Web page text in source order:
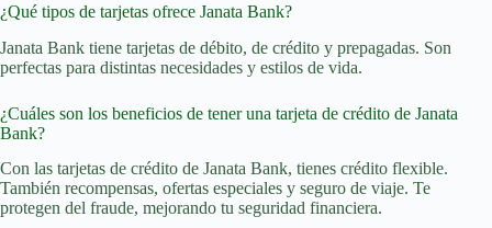
¿Qué tipos de tarjetas ofrece Janata Bank?
Janata Bank tiene tarjetas de débito, de crédito y prepagadas. Son
perfectas para distintas necesidades y estilos de vida.
¿Cuáles son los beneficios de tener una tarjeta de crédito de Janata
Bank?
Con las tarjetas de crédito de Janata Bank, tienes crédito flexible.
También recompensas, ofertas especiales y seguro de viaje. Te
protegen del fraude, mejorando tu seguridad financiera.